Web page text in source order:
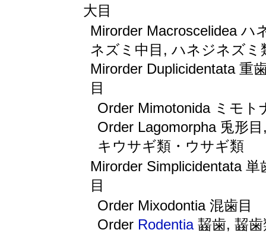
大目
Mirorder Macroscelidea ハ
ネズミ中目, ハネジネズミ
Mirorder Duplicidentata 重
目
Order Mimotonida ミモト
Order Lagomorpha 兎形
キウサギ類・ウサギ類
Mirorder Simplicidentata 単
目
Order Mixodontia 混歯目
Order Rodentia齧歯, 齧歯